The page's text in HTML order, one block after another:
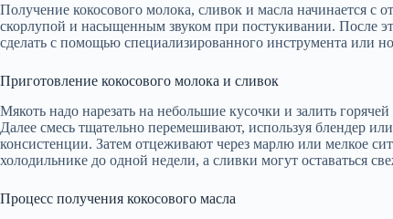
Получение кокосового молока, сливок и масла начинается с
скорлупой и насыщенным звуком при постукивании. После
сделать с помощью специализированного инструмента или
Приготовление кокосового молока и сливок
Мякоть надо нарезать на небольшие кусочки и залить
Далее смесь тщательно перемешивают, используя блендер
консистенции. Затем отцеживают через марлю или мелкое
холодильнике до одной недели, а сливки могут оставаться
Процесс получения кокосового масла